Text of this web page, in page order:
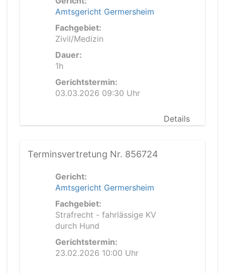
Amtsgericht Germersheim
Fachgebiet:
Zivil/Medizin
Dauer:
1h
Gerichtstermin:
03.03.2026 09:30 Uhr
Details
Terminsvertretung Nr. 856724
Gericht:
Amtsgericht Germersheim
Fachgebiet:
Strafrecht - fahrlässige KV
durch Hund
Gerichtstermin:
23.02.2026 10:00 Uhr